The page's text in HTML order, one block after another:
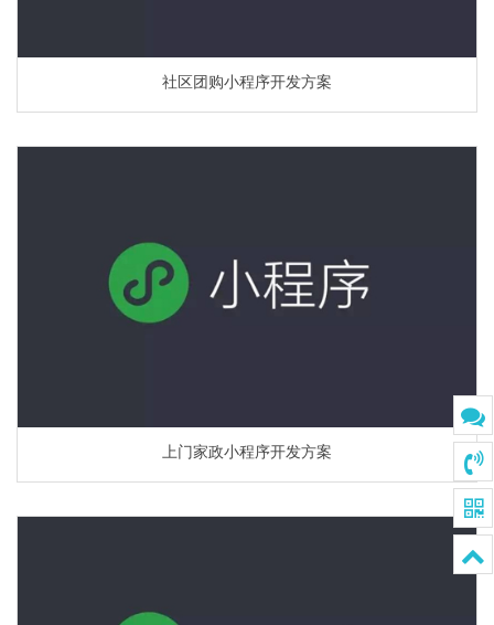
社区团购小程序开发方案
上门家政小程序开发方案